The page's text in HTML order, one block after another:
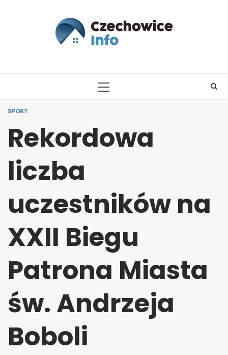
PRIMARY
SPORT
Rekordowa
liczba
uczestników na
XXII Biegu
Patrona Miasta
św. Andrzeja
Boboli